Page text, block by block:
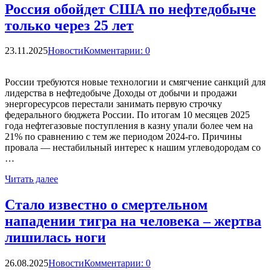
Россия обойдет США по нефтедобыче
только через 25 лет
23.11.2025НовостиКомментарии: 0
России требуются новые технологии и смягчение санкций для
лидерства в нефтедобыче Доходы от добычи и продажи
энергоресурсов перестали занимать первую строчку
федерального бюджета России. По итогам 10 месяцев 2025
года нефтегазовые поступления в казну упали более чем на
21% по сравнению с тем же периодом 2024-го. Причины
провала — нестабильный интерес к нашим углеводородам со
…
Читать далее
Стало известно о смертельном
нападении тигра на человека – жертва
лишилась ноги
26.08.2025НовостиКомментарии: 0